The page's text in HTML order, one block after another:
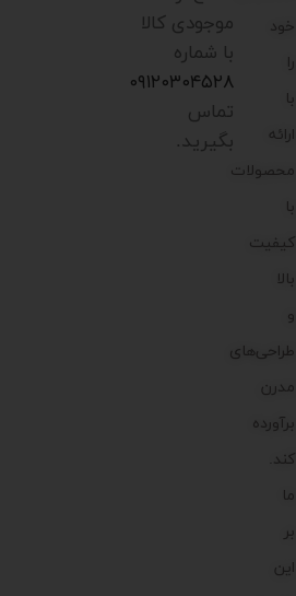
خود
را
با
ارائه
محصولات
با
کیفیت
بالا
و
طراحی‌های
مدرن
برآورده
کند.
ما
بر
این
موجودی کالا
با شماره
۰۹۱۲۰۳۰۴۵۲۸
تماس
بگیرید.